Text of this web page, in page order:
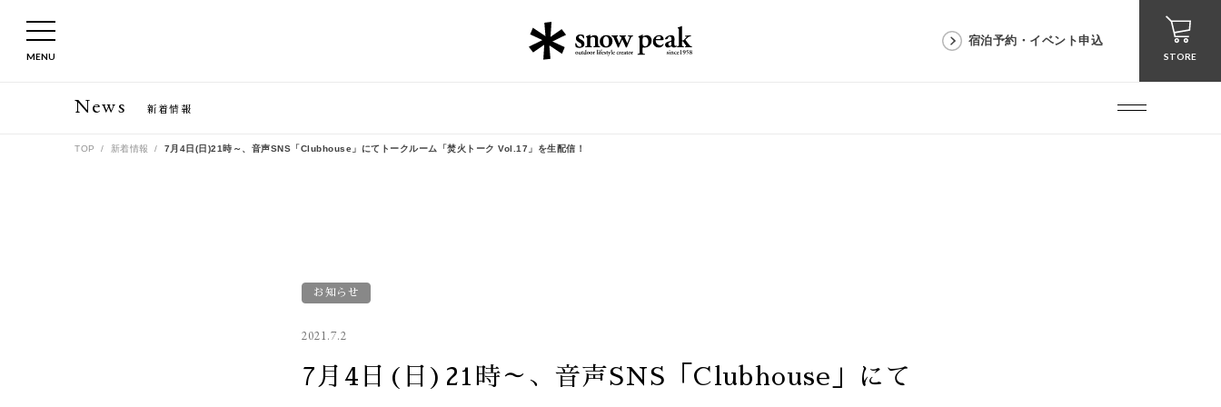
MENU STORE
宿泊予約・イベント申込
News 新着情報
TOP 新着情報 7月4日(日)21時～、音声SNS「Clubhouse」にてトークルーム「焚火トーク Vol.17」を生配信！
お知らせ
2021.7.2
7月4日(日)21時～、音声SNS「Clubhouse」にて